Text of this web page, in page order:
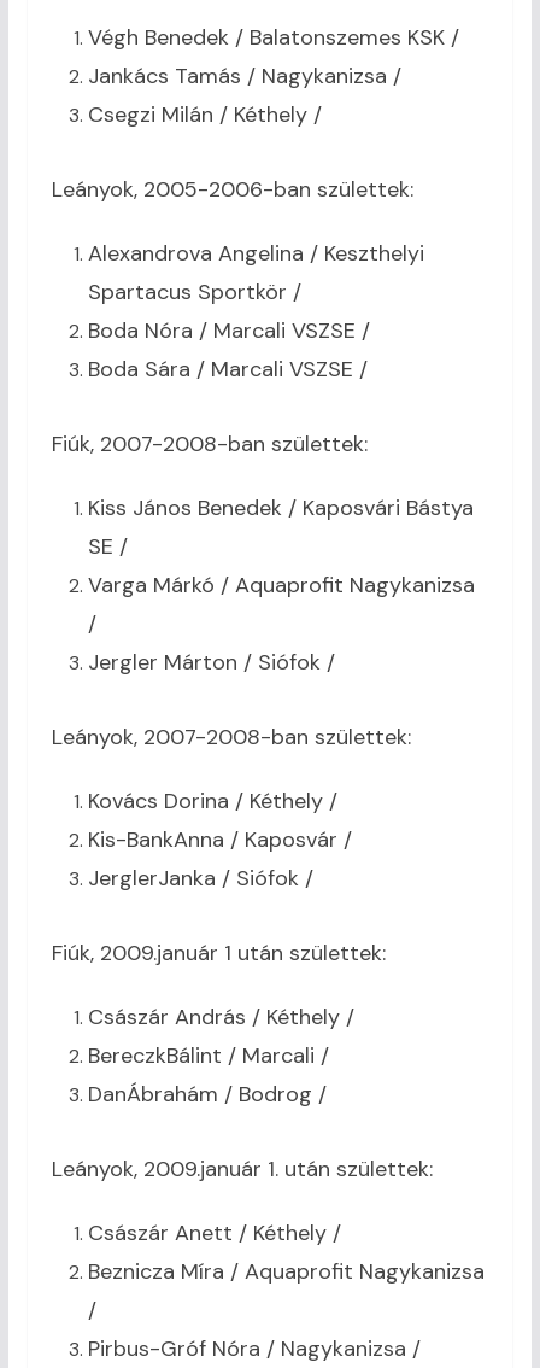
Végh Benedek / Balatonszemes KSK /
Jankács Tamás / Nagykanizsa /
Csegzi Milán / Kéthely /
Leányok, 2005-2006-ban születtek:
Alexandrova Angelina / Keszthelyi
Spartacus Sportkör /
Boda Nóra / Marcali VSZSE /
Boda Sára / Marcali VSZSE /
Fiúk, 2007-2008-ban születtek:
Kiss János Benedek / Kaposvári Bástya
SE /
Varga Márkó / Aquaprofit Nagykanizsa
/
Jergler Márton / Siófok /
Leányok, 2007-2008-ban születtek:
Kovács Dorina / Kéthely /
Kis-BankAnna / Kaposvár /
JerglerJanka / Siófok /
Fiúk, 2009.január 1 után születtek:
Császár András / Kéthely /
BereczkBálint / Marcali /
DanÁbrahám / Bodrog /
Leányok, 2009.január 1. után születtek:
Császár Anett / Kéthely /
Beznicza Míra / Aquaprofit Nagykanizsa
/
Pirbus-Gróf Nóra / Nagykanizsa /